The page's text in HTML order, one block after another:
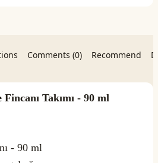
Comments (0) Recommend
Takımı - 90 ml
- 90 ml